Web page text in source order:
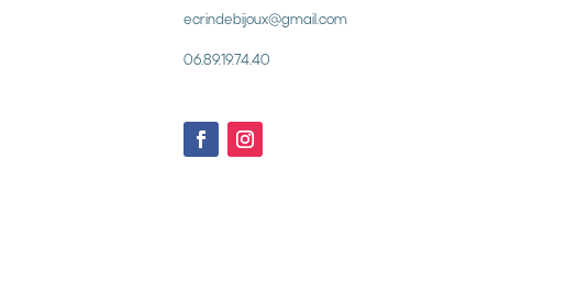
ecrindebijoux@gmail.com
06.89.19.74.40